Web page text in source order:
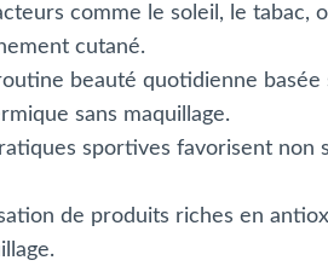
comme le soleil, le
cutané.
beauté quotidienne basée
sans maquillage.
sportives favorisent non
de produits riches en